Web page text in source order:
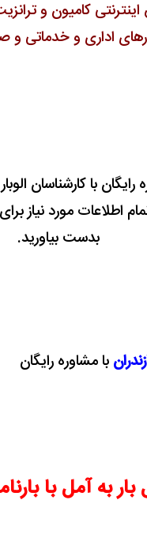
کامیون و
اداری و خدماتی و
رایگان با کارشناسان
اطلاعات مورد نیاز
بدست بیاورید.
با مشاوره رایگان
به آمل با